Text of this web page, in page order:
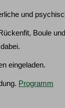
und
Boule
eingeladen.
Programm